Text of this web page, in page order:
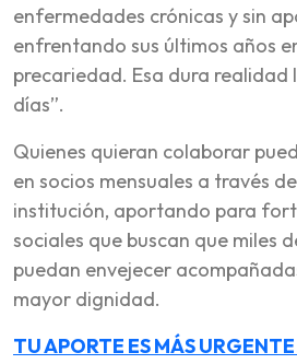
enfermedades crónicas y sin
enfrentando sus últimos años
precariedad. Esa dura realidad
días”.
Quienes quieran colaborar
en socios mensuales a través
institución, aportando para
sociales que buscan que miles
puedan envejecer
mayor dignidad.
TU APORTE ES MÁS